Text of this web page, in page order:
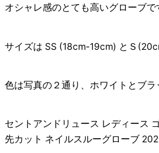
オシャレ感のとても高いグローブで
サイズは SS (18cm-19cm) とＳ
色は写真の２通り、ホワイトとブラ
セントアンドリュース レディース
先カット ネイルスルーグローブ